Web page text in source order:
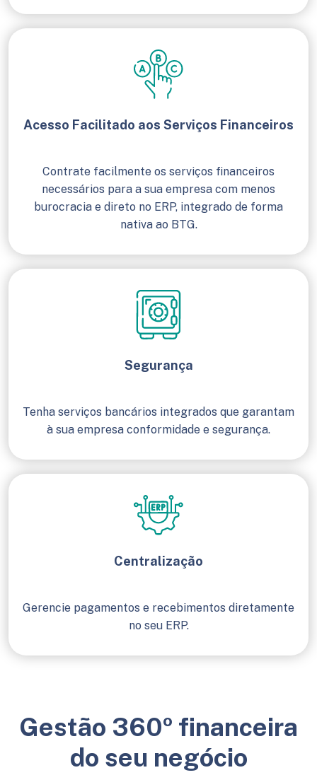
Acesso Facilitado aos Serviços Financeiros
Contrate facilmente os serviços financeiros
necessários para a sua empresa com menos
burocracia e direto no ERP, integrado de forma
nativa ao BTG.
Segurança
Tenha serviços bancários integrados que garantam
à sua empresa conformidade e segurança.
Centralização
Gerencie pagamentos e recebimentos diretamente
no seu ERP.
Gestão 360º financeira
do seu negócio